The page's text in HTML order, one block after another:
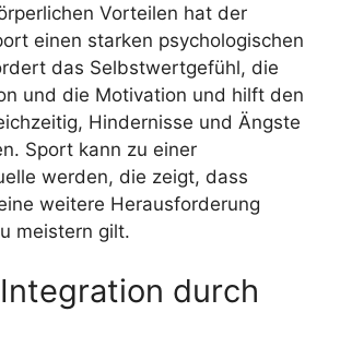
Vorteilen hat der
einen starken psychologischen
das Selbstwertgefühl, die
und die Motivation und hilft den
Hindernisse und Ängste
Sport kann zu einer
werden, die zeigt, dass
weitere Herausforderung
meistern gilt.
durch